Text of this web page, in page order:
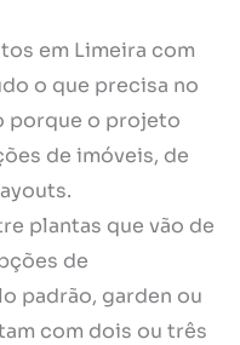
em Limeira com
o que precisa no
porque o projeto
de imóveis, de
plantas que vão de
de
padrão, garden ou
com dois ou três